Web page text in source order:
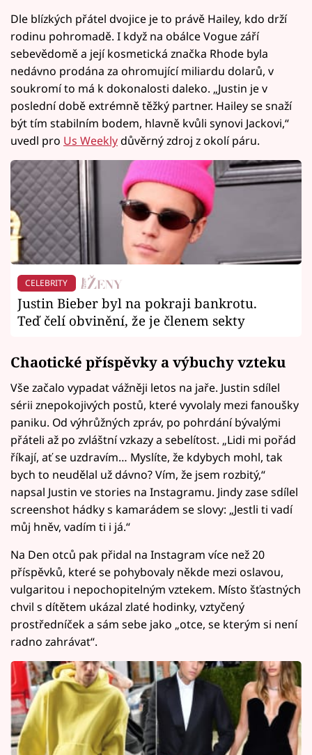
Dle blízkých přátel dvojice je to právě Hailey, kdo drží
rodinu pohromadě. I když na obálce Vogue září
sebevědomě a její kosmetická značka Rhode byla
nedávno prodána za ohromující miliardu dolarů, v
soukromí to má k dokonalosti daleko. „Justin je v
poslední době extrémně těžký partner. Hailey se snaží
být tím stabilním bodem, hlavně kvůli synovi Jackovi,“
uvedl pro Us Weeklydůvěrný zdroj z okolí páru.
CELEBRITY
Justin Bieber byl na pokraji bankrotu.
Teď čelí obvinění, že je členem sekty
Chaotické příspěvky a výbuchy vzteku
Vše začalo vypadat vážněji letos na jaře. Justin sdílel
sérii znepokojivých postů, které vyvolaly mezi fanoušky
paniku. Od výhrůžných zpráv, po pohrdání bývalými
přáteli až po zvláštní vzkazy a sebelítost. „Lidi mi pořád
říkají, ať se uzdravím… Myslíte, že kdybych mohl, tak
bych to neudělal už dávno? Vím, že jsem rozbitý,“
napsal Justin ve stories na Instagramu. Jindy zase sdílel
screenshot hádky s kamarádem se slovy: „Jestli ti vadí
můj hněv, vadím ti i já.“
Na Den otců pak přidal na Instagram více než 20
příspěvků, které se pohybovaly někde mezi oslavou,
vulgaritou i nepochopitelným vztekem. Místo šťastných
chvil s dítětem ukázal zlaté hodinky, vztyčený
prostředníček a sám sebe jako „otce, se kterým si není
radno zahrávat“.